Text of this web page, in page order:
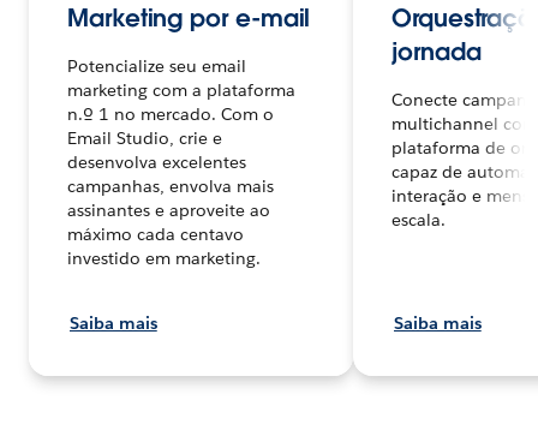
Marketing por e-mail
Potencialize seu email
marketing com a plataforma
n.º 1 no mercado. Com o
Email Studio, crie e
desenvolva excelentes
campanhas, envolva mais
assinantes e aproveite ao
máximo cada centavo
investido em marketing.
Saiba mais
jornada
Conecte
multichannel
plataforma de
capaz de
interação e
escala.
Saiba mais